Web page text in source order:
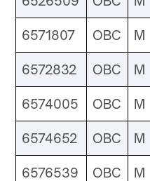
6571807 OBC M
6572832 OBC M
6574005 OBC M
6574652 OBC M
6576539 OBC M